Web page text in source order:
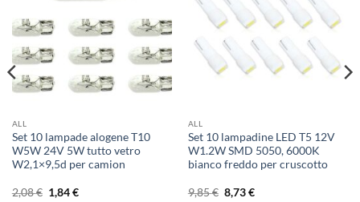
ALL
Set 10 lampade alogene T10
W5W 24V 5W tutto vetro
W2,1×9,5d per camion
2,08€ Il
1,84€Il
ALL
Set 10 lampadine LED T5 12V
W1.2W SMD 5050, 6000K
bianco freddo per cruscotto
9,85€ Il
8,73€Il